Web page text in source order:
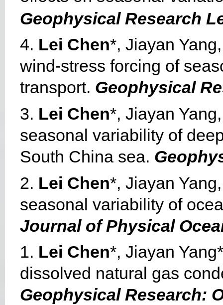
Geophysical Research
4. Lei Chen*, Jiayan
wind‐stress forcing of
transport. Geophysical
3. Lei Chen*, Jiayan
seasonal variability of
South China sea.
2. Lei Chen*, Jiayan
seasonal variability of
Journal of Physical
1. Lei Chen*, Jiayan
dissolved natural gas
Geophysical Research: